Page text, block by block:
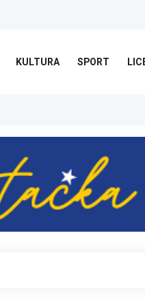
KULTURA SPORT